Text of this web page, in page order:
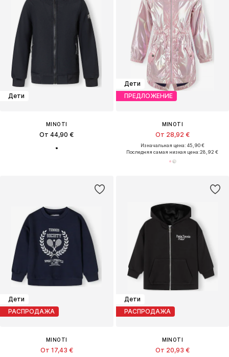
Дети
MINOTI
От 44,90 €
Дети
ПРЕДЛОЖЕНИЕ
MINOTI
От 28,92 €
Изначальная цена: 45,90 €
Последняя самая низкая цена:28,92 €
Дети
РАСПРОДАЖА
MINOTI
От 17,43 €
Дети
РАСПРОДАЖА
MINOTI
От 20,93 €